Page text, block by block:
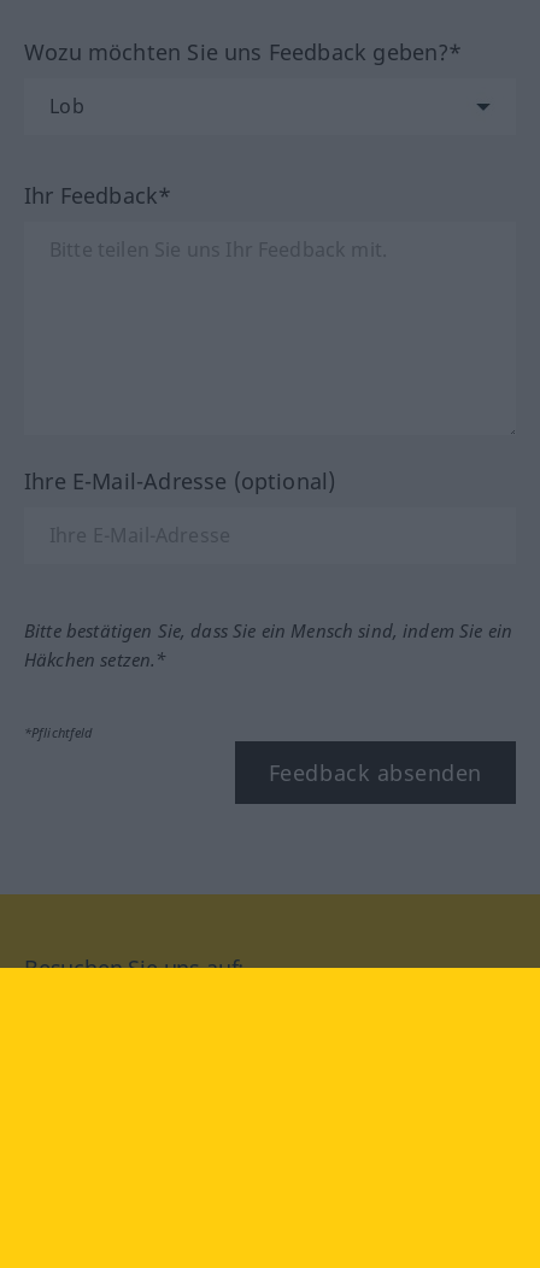
Wozu möchten Sie uns Feedback geben?*
Ihr Feedback*
Ihre E-Mail-Adresse (optional)
Bitte bestätigen Sie, dass Sie ein Mensch sind, indem Sie ein
Häkchen setzen.*
*Pflichtfeld
Feedback absenden
Besuchen Sie uns auf: